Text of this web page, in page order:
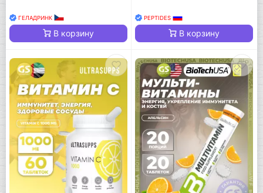
ГЕЛАДРИНК
В корзину
PEPTIDES
В корзину